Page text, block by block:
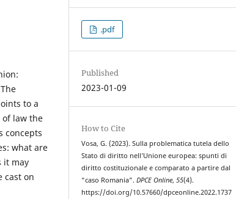
to a
law the
concepts
what are
it may
cast on
.pdf
Published
2023-01-09
How to Cite
Vosa, G. (2023). Sulla problematica tutela dello
Stato di diritto nell’Unione europea: spunti di
diritto costituzionale e comparato a partire dal
“caso Romania”.DPCE Online,55(4).
https://doi.org/10.57660/dpceonline.2022.1737